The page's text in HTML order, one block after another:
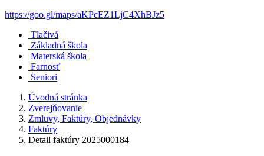
https://goo.gl/maps/aKPcEZ1LjC4XhBJz5
Tlačivá
Základná škola
Materská škola
Farnosť
Seniori
Úvodná stránka
Zverejňovanie
Zmluvy, Faktúry, Objednávky
Faktúry
Detail faktúry 2025000184